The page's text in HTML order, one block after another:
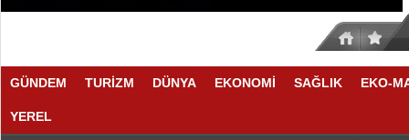
GÜNDEM TURİZM DÜNYA EKONOMİ SAĞLIK EKO-
YEREL
20:24 |SESİN HAFIZASI ANKARA'DA
20:19 |FAIRMONT QUASAR